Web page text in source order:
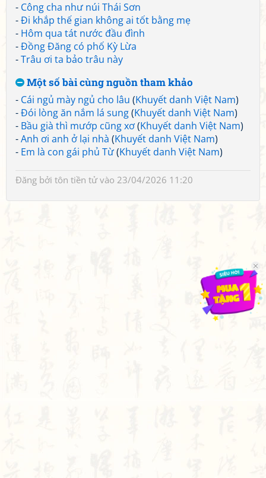
- Công cha như núi Thái Sơn
-Đi khắp thế gian không ai tốt bằng mẹ
- Hôm qua tát nước đầu đình
-Đồng Đăng có phố Kỳ Lừa
-Trâu ơi ta bảo trâu này
Một số bài cùng nguồn tham khảo
- Cái ngủ mày ngủ cho lâu (Khuyết danh Việt Nam)
-Đói lòng ăn nắm lá sung(Khuyết danh Việt Nam)
- Bầu già thì mướp cũng xơ(Khuyết danh Việt Nam)
-Anh ơi anh ở lại nhà (Khuyết danh Việt Nam)
- Em là con gái phủ Từ(Khuyết danh Việt Nam)
Đăng bởi tôn tiền tửvào 23/04/2026 11:20